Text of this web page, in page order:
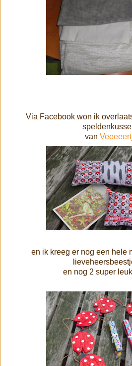
Via Facebook won ik
van
en ik kreeg er nog een hele
en nog 2 super